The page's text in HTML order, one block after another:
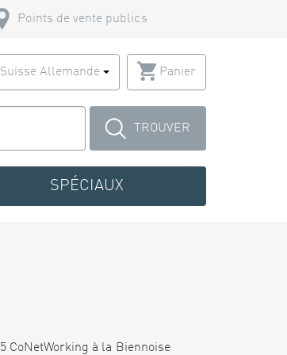
Points de vente publics
Suisse Allemande Panier
TROUVER
SPÉCIAUX